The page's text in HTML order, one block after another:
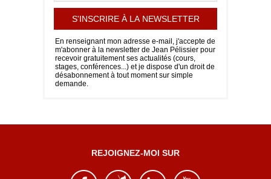
En renseignant mon adresse e-mail, j'accepte de
m'abonner à la newsletter de Jean Pélissier pour
recevoir gratuitement ses actualités (cours,
stages, conférences...) et je dispose d'un droit de
désabonnement à tout moment sur simple
demande.
REJOIGNEZ-MOI SUR